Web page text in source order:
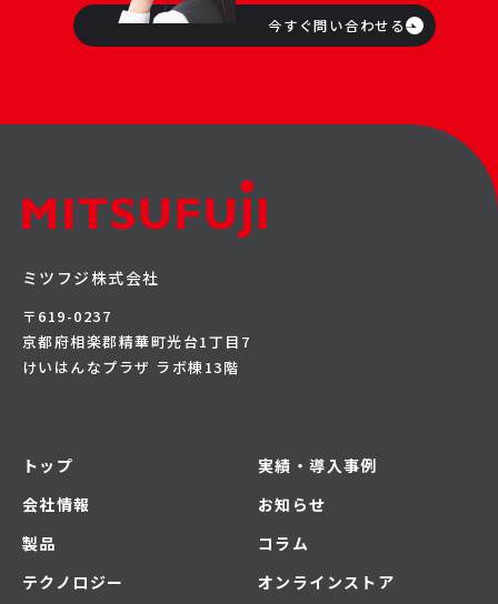
今すぐ問い合わせる
ミツフジ株式会社
〒619-0237
京都府相楽郡精華町光台1丁目7
けいはんなプラザ ラボ棟13階
トップ
会社情報
製品
テクノロジー
実績・導入事例
お知らせ
コラム
オンラインストア